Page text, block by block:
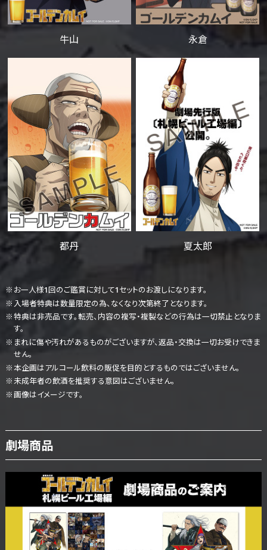
牛山 永倉
都丹 夏太郎
お一人様1回のご鑑賞に対して1セットのお渡しになります。
入場者特典は数量限定の為、なくなり次第終了となります。
特典は非売品です。転売、内容の複写・複製などの行為は一切禁止となりま
す。
まれに傷や汚れがあるものがございますが、返品・交換は一切お受けできま
せん。
本企画はアルコール飲料の販促を目的とするものではございません。
未成年者の飲酒を推奨する意図はございません。
画像はイメージです。
劇場商品